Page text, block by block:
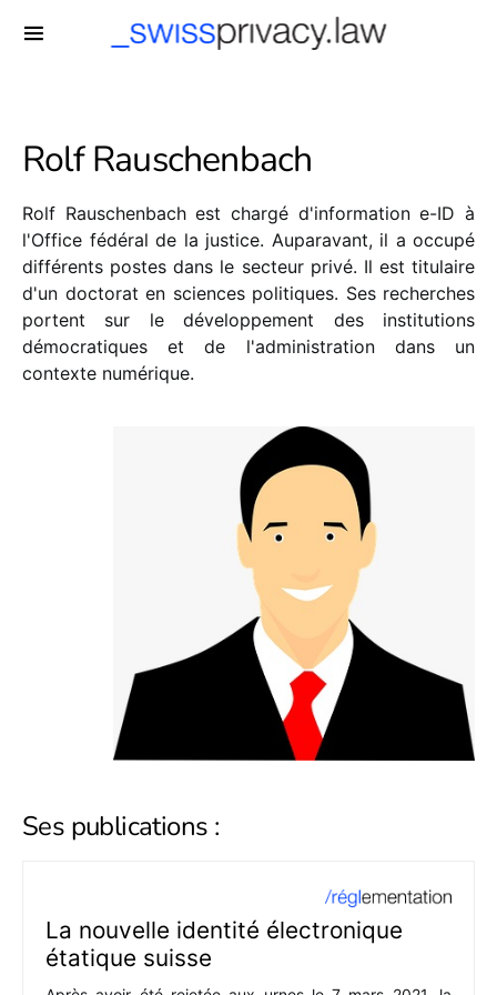
Rolf Rauschenbach
Rolf Rauschenbach est chargé d'information e-ID à
l'Office fédéral de la justice. Auparavant, il a occupé
différents postes dans le secteur privé. Il est titulaire
d'un doctorat en sciences politiques. Ses recherches
portent sur le développement des institutions
démocratiques et de l'administration dans un
contexte numérique.
Ses publications :
La nouvelle identité électronique
étatique suisse